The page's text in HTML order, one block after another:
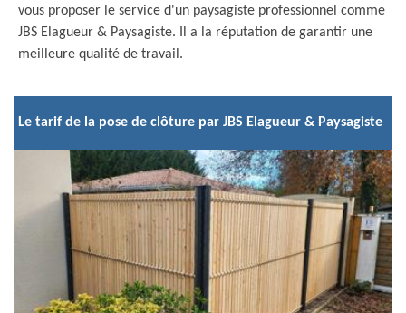
vous proposer le service d'un paysagiste professionnel comme
JBS Elagueur & Paysagiste. Il a la réputation de garantir une
meilleure qualité de travail.
Le tarif de la pose de clôture par JBS Elagueur & Paysagiste